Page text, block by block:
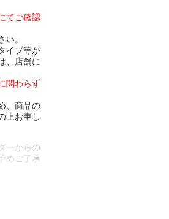
てご確認
。
イプ等が
、店舗に
関わらず
、商品の
上お申し
ーからの
めご了承